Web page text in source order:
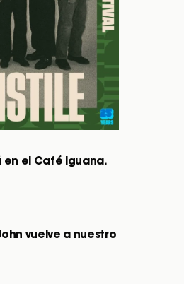
en el Café Iguana.
vuelve a nuestro